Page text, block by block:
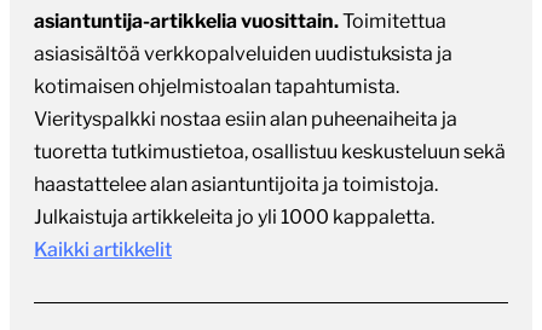
asiantuntija-artikkelia vuosittain.Toimitettua
asiasisältöä verkkopalveluiden uudistuksista ja
kotimaisen ohjelmistoalan tapahtumista.
Vierityspalkki nostaa esiin alan puheenaiheita ja
tuoretta tutkimustietoa, osallistuu keskusteluun sekä
haastattelee alan asiantuntijoita ja toimistoja.
Julkaistuja artikkeleita jo yli 1000 kappaletta.
Kaikki artikkelit